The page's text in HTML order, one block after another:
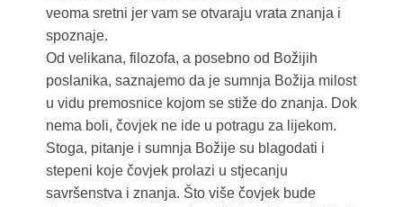
veoma sretni jer vam se otvaraju vrata znanja i
spoznaje.
Od velikana, filozofa, a posebno od Božijih
poslanika, saznajemo da je sumnja Božija milost
u vidu premosnice kojom se stiže do znanja. Dok
nema boli, čovjek ne ide u potragu za lijekom.
Stoga, pitanje i sumnja Božije su blagodati i
stepeni koje čovjek prolazi u stjecanju
savršenstva i znanja. Što više čovjek bude